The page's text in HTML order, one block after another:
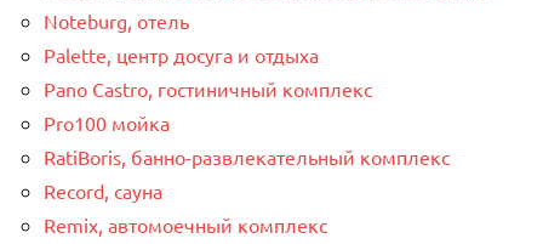
Noteburg, отель
Palette, центр досуга и отдыха
Pano Castro, гостиничный комплекс
Pro100 мойка
RatiBoris, банно-развлекательный комплекс
Record, сауна
Remix, автомоечный комплекс